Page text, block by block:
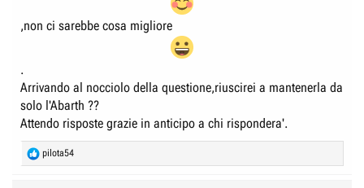
,non ci sarebbe cosa migliore
.
Arrivando al nocciolo della questione,riuscirei a mantenerla da
solo l'Abarth ??
Attendo risposte grazie in anticipo a chi rispondera'.
R
e
pilota54